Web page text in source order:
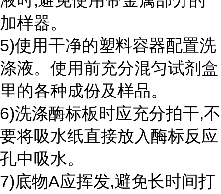
加样器。
5)使用干净的塑料容器配置洗
涤液。使用前充分混匀试剂盒
里的各种成份及样品。
6)洗涤酶标板时应充分拍干,不
要将吸水纸直接放入酶标反应
孔中吸水。
7)底物A应挥发,避免长时间打